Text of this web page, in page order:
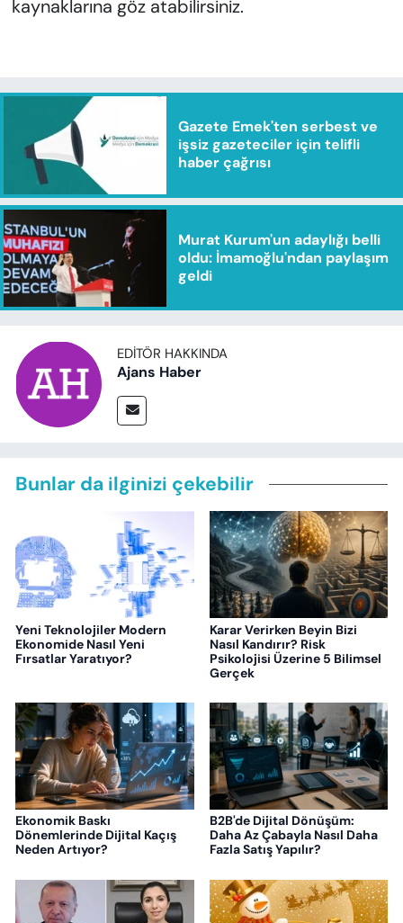
kaynaklarına göz atabilirsiniz.
Gazete Emek'ten serbest ve
işsiz gazeteciler için telifli
haber çağrısı
Murat Kurum'un adaylığı belli
oldu: İmamoğlu'ndan paylaşım
geldi
EDITÖR HAKKINDA
Ajans Haber
Bunlar da ilginizi çekebilir
Yeni Teknolojiler Modern
Ekonomide Nasıl Yeni
Fırsatlar Yaratıyor?
Karar Verirken Beyin Bizi
Nasıl Kandırır? Risk
Psikolojisi Üzerine 5 Bilimsel
Gerçek
Ekonomik Baskı
Dönemlerinde Dijital Kaçış
Neden Artıyor?
B2B'de Dijital Dönüşüm:
Daha Az Çabayla Nasıl Daha
Fazla Satış Yapılır?